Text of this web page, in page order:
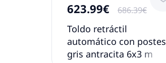
623.99€ 686.39€
Toldo retráctil
automático con postes
gris antracita 6x3 m